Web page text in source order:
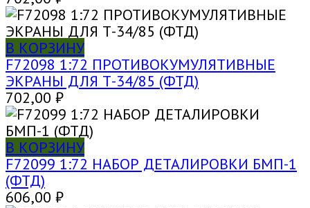
В КОРЗИНУ
F72098 1:72 ПРОТИВОКУМУЛЯТИВНЫЕ
ЭКРАНЫ ДЛЯ Т-34/85 (ФТД)
702,00 ₽
В КОРЗИНУ
F72099 1:72 НАБОР ДЕТАЛИРОВКИ БМП-1
(ФТД)
606,00 ₽